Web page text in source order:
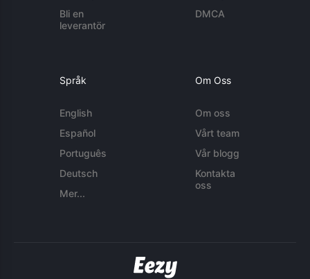
Bli en
leverantör
DMCA
Språk
English
Español
Português
Deutsch
Mer...
Om Oss
Om oss
Vårt team
Vår blogg
Kontakta
oss